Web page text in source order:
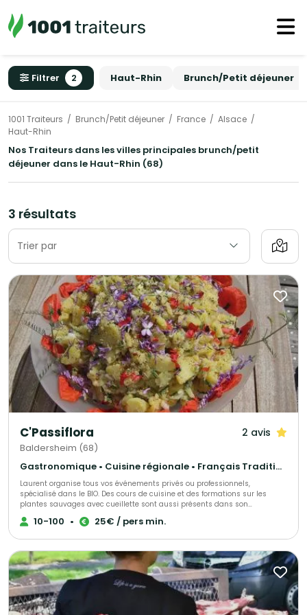
Filtrer 2 Haut-Rhin Brunch/Petit déjeuner
1001 Traiteurs Brunch/Petit déjeuner France
Alsace
Haut-Rhin
Nos Traiteurs dans les villes principales brunch/petit
déjeuner dans le Haut-Rhin (68)
3 résultats
Trier par
C'Passiflora 2 avis
Baldersheim (68)
Gastronomique • Cuisine régionale • Français Traditionnel
Laurent organise tous vos événements privés ou professionnels,
spécialisé dans le BIO. Des cours de cuisine et des formations sur les
plantes sauvages avec cueillette sont aussi présents dans son
programme Chef à domicile avec un repas fait sur demande
10-100 • 25€ / pers min.